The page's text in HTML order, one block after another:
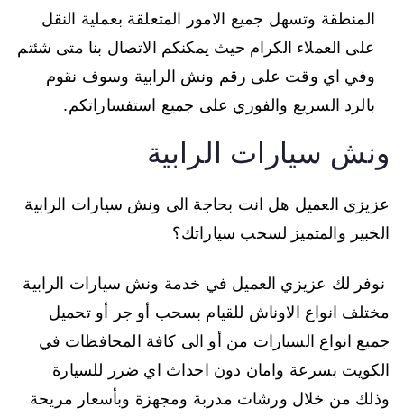
المنطقة وتسهل جميع الامور المتعلقة بعملية النقل
على العملاء الكرام حيث يمكنكم الاتصال بنا متى شئتم
وفي اي وقت على رقم ونش الرابية وسوف نقوم
بالرد السريع والفوري على جميع استفساراتكم.
ونش سيارات الرابية
عزيزي العميل هل انت بحاجة الى ونش سيارات الرابية
الخبير والمتميز لسحب سياراتك؟
نوفر لك عزيزي العميل في خدمة ونش سيارات الرابية
مختلف انواع الاوناش للقيام بسحب أو جر أو تحميل
جميع انواع السيارات من أو الى كافة المحافظات في
الكويت بسرعة وامان دون احداث اي ضرر للسيارة
وذلك من خلال ورشات مدربة ومجهزة وبأسعار مريحة